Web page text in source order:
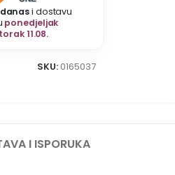
i dostavu
ponedjeljak
11.08.
SKU: 0165037
I ISPORUKA